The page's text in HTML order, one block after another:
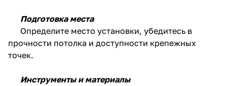
Подготовка места
Определите место установки, убедитесь в
прочности потолка и доступности крепежных
точек.
Инструменты и материалы